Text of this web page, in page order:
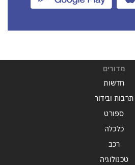
מדורים
חדשות
תרבות ובידור
ספורט
כלכלה
רכב
טכנולוגיה